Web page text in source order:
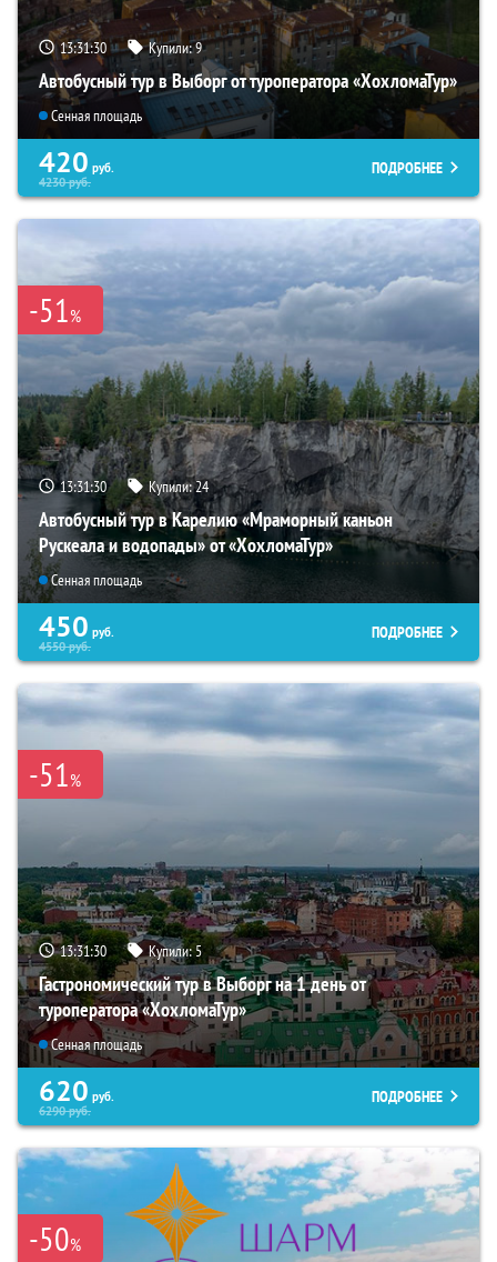
13:31:28 Купили:9
Автобусный тур в Выборг от туроператора «ХохломаТур»
Сенная площадь
420 руб.
4230руб.
ПОДРОБНЕЕ
-51%
13:31:28 Купили:24
Автобусный тур в Карелию «Мраморный каньон
Рускеала и водопады» от «ХохломаТур»
Сенная площадь
450 руб.
4550руб.
ПОДРОБНЕЕ
-51%
13:31:28 Купили:5
Гастрономический тур в Выборг на 1 день от
туроператора «ХохломаТур»
Сенная площадь
620 руб.
6290руб.
ПОДРОБНЕЕ
-50%